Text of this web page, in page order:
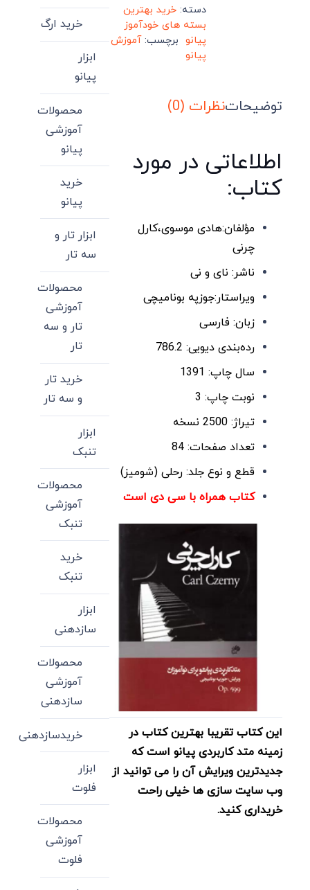
دسته:خرید بهترین
بسته های خودآموز
پیانو برچسب:آموزش
پیانو
توضیحاتنظرات (0)
اطلاعاتی در مورد
کتاب:
مؤلفان:هادی موسوی،کارل
چرنی
ناشر: نای و نی
ویراستار:جوزپه بونامیچی
زبان: فارسی
رده‌بندی دیویی:
سال چاپ:
نوبت چاپ:
تیراژ:
تعداد صفحات:
قطع و نوع جلد: رحلی (شومیز)
کتاب همراه با سی دی است
این کتاب تقریبا بهترین کتاب در
زمینه متد کاربردی پیانو است که
جدیدترین ویرایش آن را می توانید از
وب سایت سازی ها خیلی راحت
خریداری کنید.
خرید ارگ
ابزار
پیانو
محصولات
آموزشی
پیانو
خرید
پیانو
ابزار تار و
سه تار
محصولات
آموزشی
تار و سه
تار
خرید تار
و سه تار
ابزار
تنبک
محصولات
آموزشی
تنبک
خرید
تنبک
ابزار
سازدهنی
محصولات
آموزشی
سازدهنی
خریدسازدهنی
ابزار
فلوت
محصولات
آموزشی
فلوت